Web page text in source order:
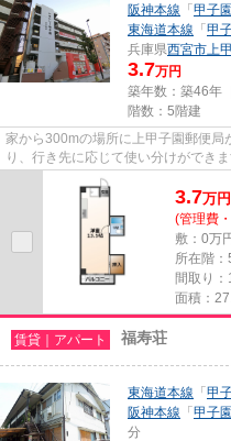
阪神本線 「 甲子園
東海道本線 「 甲
兵庫県西宮市上
3.7万円
築年数：築46年
階数：5階建
家から300mの場所に上甲子園郵便局
り、行き先に応じて使い分けができ
インに関して、自信をもって情報...
3.7万円
(管理費
敷：0万
所在階：
間取り：
面積：
賃貸｜アパート 福寿荘
東海道本線 「 甲
阪神本線 「 甲子園
分